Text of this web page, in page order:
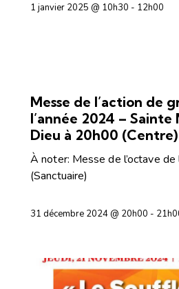
1 janvier 2025 @ 10h30 - 12h00
Messe de l’action de
l’année 2024 –
Dieu à 20h00 (Centre)
À noter: Messe de l’octave
(Sanctuaire)
31 décembre 2024 @ 20h00 -